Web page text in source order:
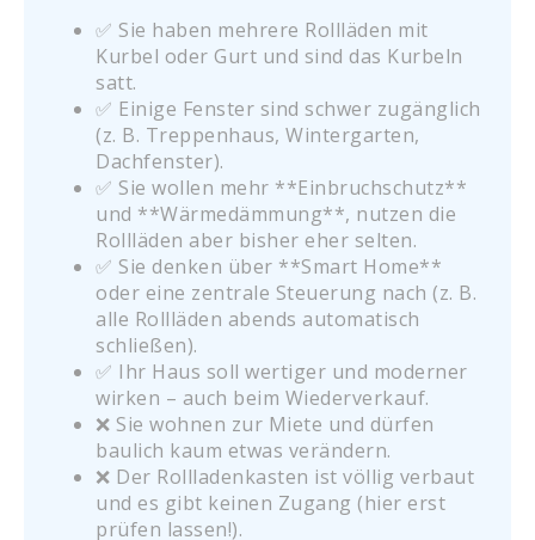
✅ Sie haben mehrere Rollläden mit
Kurbel oder Gurt und sind das Kurbeln
satt.
✅ Einige Fenster sind schwer zugänglich
(z. B. Treppenhaus, Wintergarten,
Dachfenster).
✅ Sie wollen mehr **Einbruchschutz**
und **Wärmedämmung**, nutzen die
Rollläden aber bisher eher selten.
✅ Sie denken über **Smart Home**
oder eine zentrale Steuerung nach (z. B.
alle Rollläden abends automatisch
schließen).
✅ Ihr Haus soll wertiger und moderner
wirken – auch beim Wiederverkauf.
❌ Sie wohnen zur Miete und dürfen
baulich kaum etwas verändern.
❌ Der Rollladenkasten ist völlig verbaut
und es gibt keinen Zugang (hier erst
prüfen lassen!).